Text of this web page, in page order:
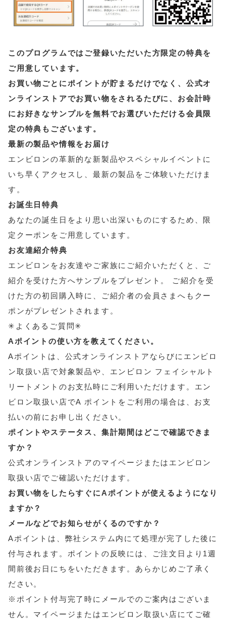
このプログラムではご登録いただいた方限定の特典を
ご用意しています。
お買い物ごとにポイントが貯まるだけでなく、公式オ
ンラインストアでお買い物をされるたびに、お会計時
にお好きなサンプルを無料でお選びいただける会員限
定の特典もございます。
最新の製品や情報をお届け
エンビロンの革新的な新製品やスペシャルイベントに
いち早くアクセスし、最新の製品をご体験いただけま
す。
お誕生日特典
あなたの誕生日をより思い出深いものにするため、限
定クーポンをご用意しています。
お友達紹介特典
エンビロンをお友達やご家族にご紹介いただくと、ご
紹介を受けた方へサンプルをプレゼント。 ご紹介を受
けた方の初回購入時に、ご紹介者の会員さまへもクー
ポンがプレゼントされます。
✳︎よくあるご質問✳︎
Aポイントの使い方を教えてください。
Aポイントは、公式オンラインストアならびにエンビロ
ン取扱い店で対象製品や、エンビロン フェイシャルト
リートメントのお支払時にご利用いただけます。エン
ビロン取扱い店でA ポイントをご利用の場合は、お支
払いの前にお申し出ください。
ポイントやステータス、集計期間はどこで確認できま
すか？
公式オンラインストアのマイページまたはエンビロン
取扱い店でご確認いただけます。
お買い物をしたらすぐにAポイントが使えるようになり
ますか？
メールなどでお知らせがくるのですか？
Aポイントは、弊社システム内にて処理が完了した後に
付与されます。ポイントの反映には、ご注文日より1週
間前後お日にちをいただきます。あらかじめご了承く
ださい。
※ポイント付与完了時にメールでのご案内はございま
せん。マイページまたはエンビロン取扱い店にてご確